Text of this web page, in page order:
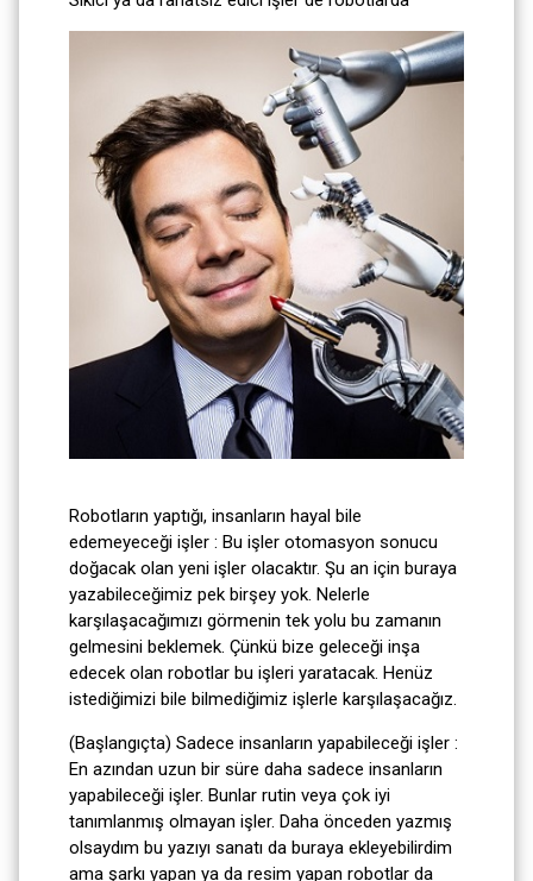
Robotların yaptığı, insanların hayal bile
edemeyeceği işler : Bu işler otomasyon sonucu
doğacak olan yeni işler olacaktır. Şu an için buraya
yazabileceğimiz pek birşey yok. Nelerle
karşılaşacağımızı görmenin tek yolu bu zamanın
gelmesini beklemek. Çünkü bize geleceği inşa
edecek olan robotlar bu işleri yaratacak. Henüz
istediğimizi bile bilmediğimiz işlerle karşılaşacağız.
(Başlangıçta) Sadece insanların yapabileceği işler :
En azından uzun bir süre daha sadece insanların
yapabileceği işler. Bunlar rutin veya çok iyi
tanımlanmış olmayan işler. Daha önceden yazmış
olsaydım bu yazıyı sanatı da buraya ekleyebilirdim
ama şarkı yapan ya da resim yapan robotlar da